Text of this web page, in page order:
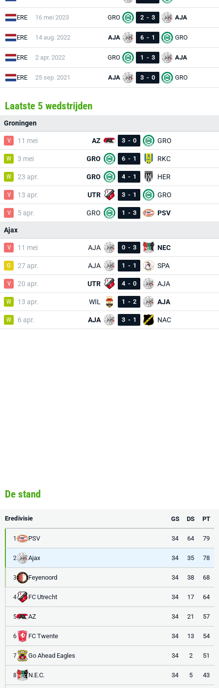
ERE 16 mei 2023 GRO 2 - 3 AJA
ERE 14 aug. 2022 AJA 6 - 1 GRO
ERE 2 apr. 2022 GRO 1 - 3 AJA
ERE 25 sep. 2021 AJA 3 - 0 GRO
Laatste 5 wedstrijden
Groningen
V 11 mei AZ 3 - 0 GRO
W 3 mei GRO 6 - 1 RKC
W 23 apr. GRO 4 - 1 HER
V 13 apr. UTR 3 - 1 GRO
V 5 apr. GRO 1 - 3 PSV
Ajax
V 11 mei AJA 0 - 3 NEC
G 27 apr. AJA 1 - 1 SPA
V 20 apr. UTR 4 - 0 AJA
W 13 apr. WIL 1 - 2 AJA
W 6 apr. AJA 3 - 1 NAC
De stand
Eredivisie GS DS PT
1 PSV 34 64 79
2 Ajax 34 35 78
3 Feyenoord 34 38 68
4 FC Utrecht 34 17 64
5 AZ 34 21 57
6 FC Twente 34 13 54
7 Go Ahead Eagles 34 2 51
8 N.E.C. 34 5 43